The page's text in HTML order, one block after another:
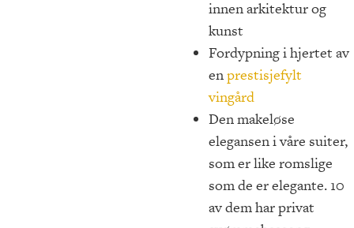
innen arkitektur og
kunst
Fordypning i hjertet av
enprestisjefylt
vingård
Den makeløse
elegansen i våre suiter,
som er like romslige
som de er elegante. 10
av dem har privat